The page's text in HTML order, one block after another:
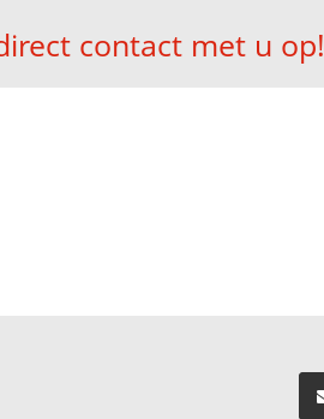
contact met u op!